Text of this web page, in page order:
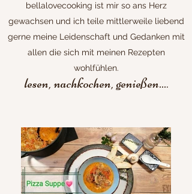
bellalovecooking ist mir so ans Herz
gewachsen und ich teile mittlerweile liebend
gerne meine Leidenschaft und Gedanken mit
allen die sich mit meinen Rezepten
wohlfühlen.
lesen, nachkochen, genießen....